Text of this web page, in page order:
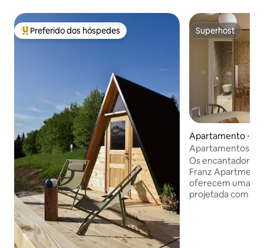
Entre os melhores preferidos dos hóspedes
Preferido dos hóspedes Superhost
Superhost
Apartamento ⋅
Apartamentos
Buck
Os
Franz
oferecem uma
projetada com